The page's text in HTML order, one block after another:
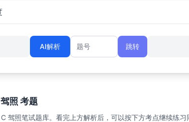
AI解析
题号
跳转
照 考题
驾照笔试题库。看完上方解析后，可以按下方考点继续练习